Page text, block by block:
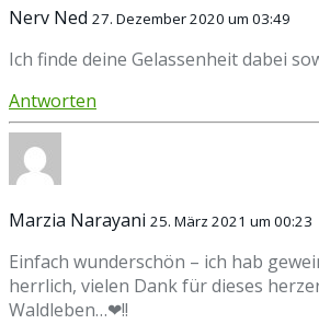
Nerv Ned 27. Dezember 2020 um 03:49
Ich finde deine Gelassenheit dabei
Antworten
Marzia Narayani 25. März 2021 um 00:23
Einfach wunderschön – ich hab
herrlich, vielen Dank für dieses
Waldleben…❤!!